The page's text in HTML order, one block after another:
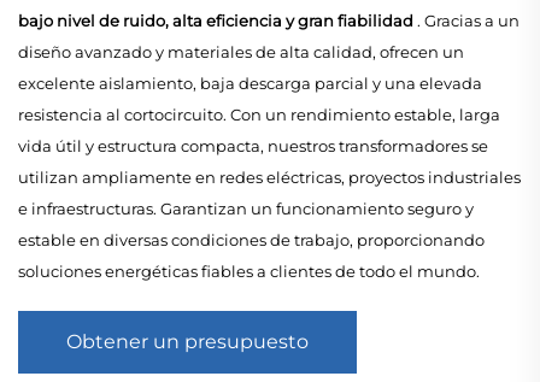
bajo nivel de ruido, alta eficiencia y gran fiabilidad . Gracias a un
diseño avanzado y materiales de alta calidad, ofrecen un
excelente aislamiento, baja descarga parcial y una elevada
resistencia al cortocircuito. Con un rendimiento estable, larga
vida útil y estructura compacta, nuestros transformadores se
utilizan ampliamente en redes eléctricas, proyectos industriales
e infraestructuras. Garantizan un funcionamiento seguro y
estable en diversas condiciones de trabajo, proporcionando
soluciones energéticas fiables a clientes de todo el mundo.
Obtener un presupuesto